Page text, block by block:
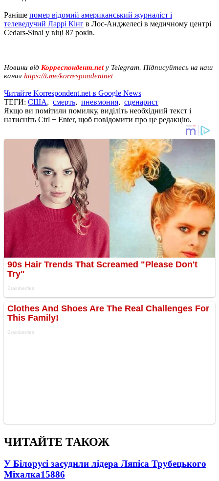
Раніше помер відомий американський журналіст і
телеведучий Ларрі Кінг в Лос-Анджелесі в медичному центрі
Cedars-Sinai у віці 87 років.
Новини від Корреспондент.netу Telegram. Підписуйтесь на наш
канал https://t.me/korrespondentnet
Читайте Korrespondent.net в Google News
ТЕГИ: США, смерть, пневмония, сценарист
Якщо ви помітили помилку, виділіть необхідний текст і
натисніть Ctrl + Enter, щоб повідомити про це редакцію.
ЧИТАЙТЕ ТАКОЖ
У Білорусі засудили лідера Ляпіса Трубецького
Міхалка15886